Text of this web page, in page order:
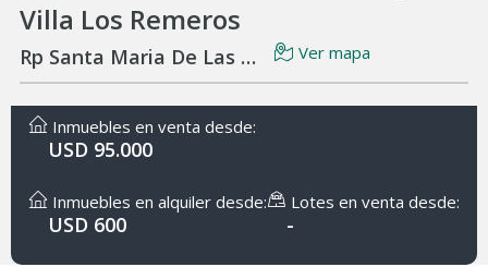
Villa Los Remeros
Rp Santa Maria De Las Conchas 4700 Ver mapa
Inmuebles en venta desde:
USD 95.000
Inmuebles en alquiler desde:
USD 600
Lotes en venta desde:
-